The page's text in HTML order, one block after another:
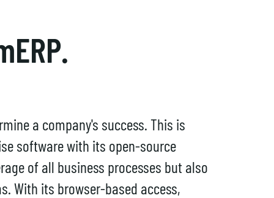
a company's success. This is
software with its open-source
of all business processes but also
With its browser-based access,